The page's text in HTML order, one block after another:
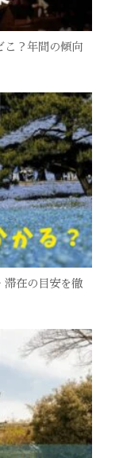
こ？年間の傾向
滞在の目安を徹